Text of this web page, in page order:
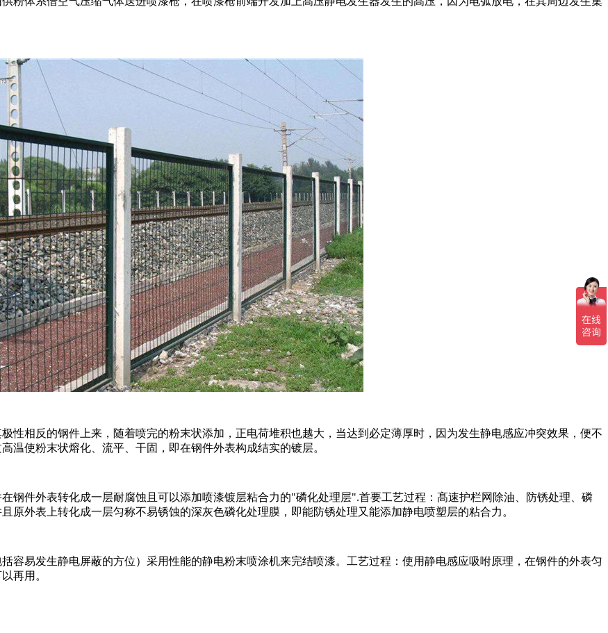
相反的钢件上来，随着喷完的粉末状添加，正电荷堆积也越大，当达到必定薄厚时，因为发生静电感应冲突效果，便不
温使粉末状熔化、流平、干固，即在钢件外表构成结实的镀层。
件外表转化成一层耐腐蚀且可以添加喷漆镀层粘合力的"磷化处理层".首要工艺过程：髙速护栏网除油、防锈处理、磷
原外表上转化成一层匀称不易锈蚀的深灰色磷化处理膜，即能防锈处理又能添加静电喷塑层的粘合力。
易发生静电屏蔽的方位）采用性能的静电粉末喷涂机来完结喷漆。工艺过程：使用静电感应吸咐原理，在钢件的外表匀
再用。